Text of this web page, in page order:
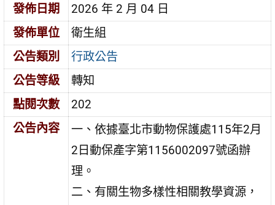
發佈日期
2026 年 2 月 04 日
發佈單位
衛生組
公告類別
行政公告
公告等級
轉知
點閱次數
202
公告內容
一、依據臺北市動物保護處115年2月
2日動保產字第1156002097號函辦
理。
二、有關生物多樣性相關教學資源，